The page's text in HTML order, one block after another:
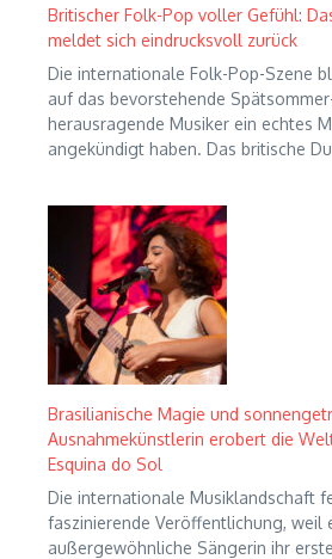
Britischer Folk-Pop voller Gefühl:
meldet sich eindrucksvoll zurück
Die internationale Folk-Pop-Szene
auf das bevorstehende
herausragende Musiker ein echtes
angekündigt haben. Das britische
Brasilianische Magie und
Ausnahmekünstlerin erobert die
Esquina do Sol
Die internationale Musiklandschaft
faszinierende Veröffentlichung, weil
außergewöhnliche Sängerin ihr